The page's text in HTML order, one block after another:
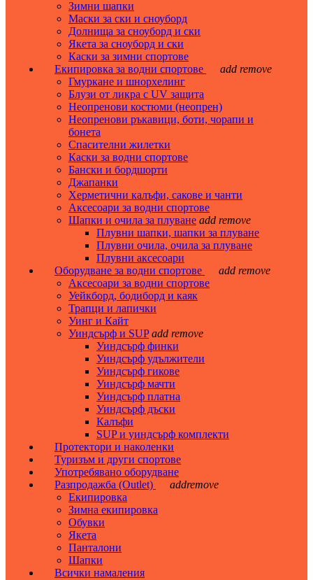
Зимни шапки
Маски за ски и сноуборд
Долнища за сноуборд и ски
Якета за сноуборд и ски
Каски за зимни спортове
Екипировка за водни спортове
add remove
Гмуркане и шнорхелинг
Блузи от ликра с UV защита
Неопренови костюми (неопрен)
Неопренови ръкавици, боти, чорапи и
бонета
Спасителни жилетки
Каски за водни спортове
Бански и бордшорти
Джапанки
Херметични калъфи, сакове и чанти
Аксесоари за водни спортове
Шапки и очила за плуване add remove
Плувни шапки, шапки за плуване
Плувни очила, очила за плуване
Плувни аксесоари
Оборудване за водни спортове
add remove
Аксесоари за водни спортове
Уейкборд, бодиборд и каяк
Трапци и лапички
Уинг и Кайт
Уиндсърф и SUP add remove
Уиндсърф финки
Уиндсърф удължители
Уиндсърф гикове
Уиндсърф мачти
Уиндсърф платна
Уиндсърф дъски
Калъфи
SUP и уиндсърф комплекти
Протектори и наколенки
Туризъм и други спортове
Употребявано оборудване
Разпродажба (Outlet)
addremove
Екипировка
Зимна екипировка
Обувки
Якета
Панталони
Шапки
Всички намаления